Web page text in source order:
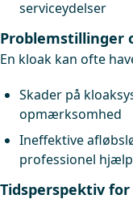
serviceydelser
Problemstillinger
En kloak kan ofte
Skader på
opmærksomhed
Ineffektive
professionel hjælp
Tidsperspektiv